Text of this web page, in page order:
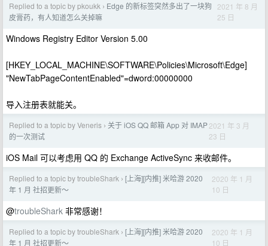
Replied to a topic by pkoukk › Edge 的新标签突然多出了一块狗
皮膏药，有人知道怎么关掉嘛
2021 年 8 月
25 日
Windows Registry Editor Version 5.00
[HKEY_LOCAL_MACHINE\SOFTWARE\Policies\Microsoft\Edge]
"NewTabPageContentEnabled"=dword:00000000
导入注册表就能关。
Replied to a topic by Veneris › 关于 iOS QQ 邮箱 App 对 IMAP
的一次测试
2021 年 3 月
23 日
iOS Mail 可以考虑用 QQ 的 Exchange ActiveSync 来收邮件。
Replied to a topic by troubleShark › [上海][内推] 米哈游 2020
年 1 月 社招更新～
2020 年 1 月
10 日
@troubleShark 非常感谢！
Replied to a topic by troubleShark › [上海][内推] 米哈游 2020
年 1 月 社招更新～
2020 年 1 月
10 日